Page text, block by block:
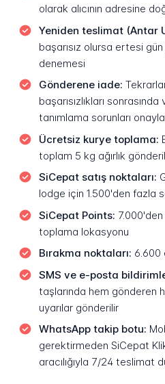
olarak alıcının adresine
Yeniden teslimat (Antar
başarısız olursa ertesi
denemesi
Gönderene iade:
başarısızlıkları
tanımlama sorunları
Ücretsiz kurye toplama:
toplam 5 kg ağırlık
SiCepat satış noktaları:
lodge için 1.500'den fazla
SiCepat Points:
toplama lokasyonu
Bırakma noktaları: 6.600
SMS ve e-posta
taşlarında hem gönderen
uyarılar gönderilir
WhatsApp takip botu:
gerektirmeden SiCepat
aracılığıyla 7/24 teslimat